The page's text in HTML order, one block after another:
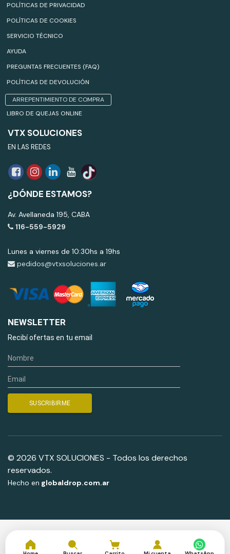
POLÍTICAS DE PRIVACIDAD
POLÍTICAS DE COOKIES
SERVICIO TÉCNICO
AYUDA
PREGUNTAS FRECUENTES (FAQ)
POLÍTICAS DE DEVOLUCIÓN
ARREPENTIMIENTO DE COMPRA
LIBRO DE QUEJAS ONLINE
VTX SOLUCIONES
EN LAS REDES
¿DÓNDE ESTAMOS?
Av. Avellaneda 195, CABA
116-559-5929
Lunes a viernes de 10:30hs a 19hs
pedidos@vtxsoluciones.ar
NEWSLETTER
Recibí ofertas en tu email
© 2026 VTX SOLUCIONES - Todos los derechos
reservados.
Hecho en globaldrop.com.ar